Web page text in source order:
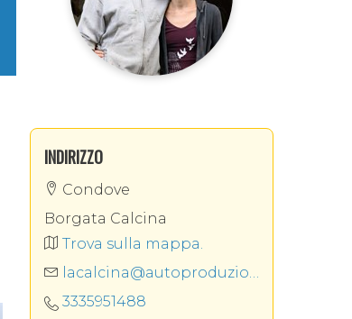
INDIRIZZO
Condove
Borgata Calcina
Trova sulla mappa.
lacalcina@autoproduzioni.net
3335951488